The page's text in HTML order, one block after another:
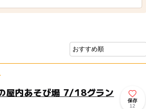
屋内あそび場 7/18グラン
保存
12